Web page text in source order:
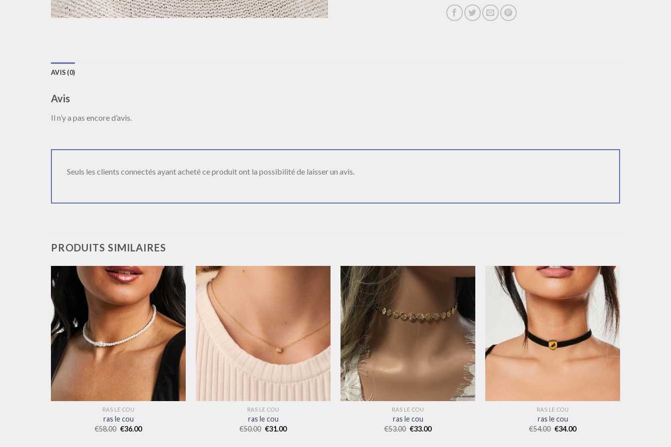
AVIS (0)
Avis
Il n’y a pas encore d’avis.
Seuls les clients connectés ayant acheté ce produit ont la possibilité de laisser un avis.
PRODUITS SIMILAIRES
RAS LE COU
ras le cou
€58.00 €36.00
RAS LE COU
ras le cou
€50.00 €31.00
RAS LE COU
ras le cou
€53.00 €33.00
RAS LE COU
ras le cou
€54.00 €34.00